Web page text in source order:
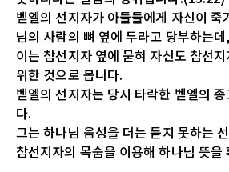
벧엘의 선지자가 아들들에게 자신이 죽
님의 사람의 뼈 옆에 두라고 당부하는데,
이는 참선지자 옆에 묻혀 자신도 참선
위한 것으로 봅니다.
벧엘의 선지자는 당시 타락한 벧엘의
다.
그는 하나님 음성을 더는 듣지 못하는
참선지자의 목숨을 이용해 하나님 뜻을